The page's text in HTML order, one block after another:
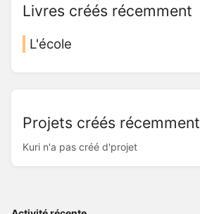
Livres créés récemment
L'école
Projets créés récemment
Kuri n'a pas créé d'projet